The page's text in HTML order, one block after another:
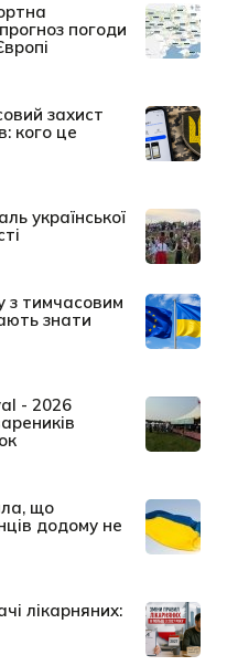
погоди
захист
кого це
української
з тимчасовим
знати
- 2026
що
додому не
лікарняних: